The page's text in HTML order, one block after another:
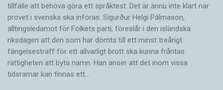
tillfälle att behöva göra ett språktest. Det är ännu inte klart när
provet i svenska ska införas. Sigurður Helgi Pálmason,
alltingsledamot för Folkets parti, föreslår i den isländska
riksdagen att den som har dömts till ett minst treårigt
fängelsestraff för ett allvarligt brott ska kunna fråntas
rättigheten att byta namn. Han anser att det inom vissa
tidsramar kan finnas ett…